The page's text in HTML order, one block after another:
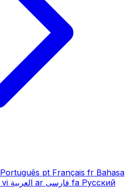
Português pt Français fr Bahasa
vi العربية ar فارسی fa Русский